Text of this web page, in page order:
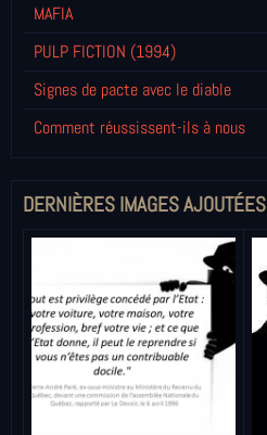
MAFIA
PULP FICTION (1994)
Signes de pacte avec le diable
Comment réussissent-ils à nous
DERNIÈRES IMAGES AJOUTÉES